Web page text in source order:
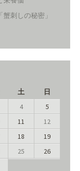
刺しの秘密」
土 日
4
5
11
12
18
19
25
26